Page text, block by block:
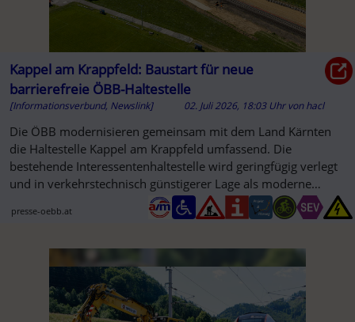
Kappel am Krappfeld: Baustart für neue
barrierefreie ÖBB-Haltestelle
[Informationsverbund, Newslink] 02. Juli 2026, 18:03 Uhr vonhacl
Die ÖBB modernisieren gemeinsam mit dem Land Kärnten
die Haltestelle Kappel am Krappfeld umfassend. Die
bestehende Interessentenhaltestelle wird geringfügig verlegt
und in verkehrstechnisch günstigerer Lage als moderne
presse-oebb.at